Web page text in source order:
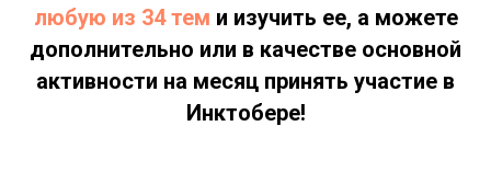
любую из 34 тем и изучить ее, а можете
дополнительно или в качестве основной
активности на месяц принять участие в
Инктобере!